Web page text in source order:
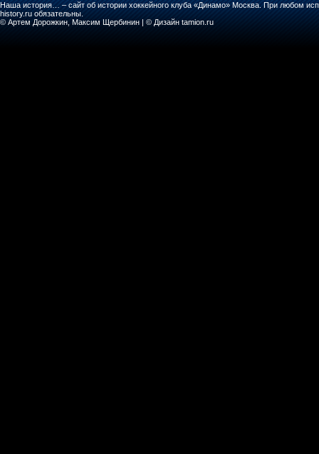
Наша история… – сайт об истории хоккейного клуба «Динамо» Москва. При любом
history.ru обязательны.
© Артем Дорожкин, Максим Щербинин | © Дизайн tamion.ru